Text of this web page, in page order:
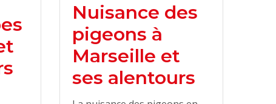
Nuisance des
pigeons à
Marseille et
ses alentours